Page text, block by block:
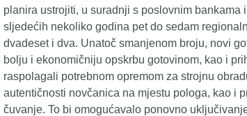
planira ustrojiti, u suradnji s poslovnim
sljedećih nekoliko godina pet do sedam
dvadeset i dva. Unatoč smanjenom broju, novi
bolju i ekonomičniju opskrbu gotovinom, kao i
raspolagali potrebnom opremom za strojnu
autentičnosti novčanica na mjestu pologa, kao i
čuvanje. To bi omogućavalo ponovno